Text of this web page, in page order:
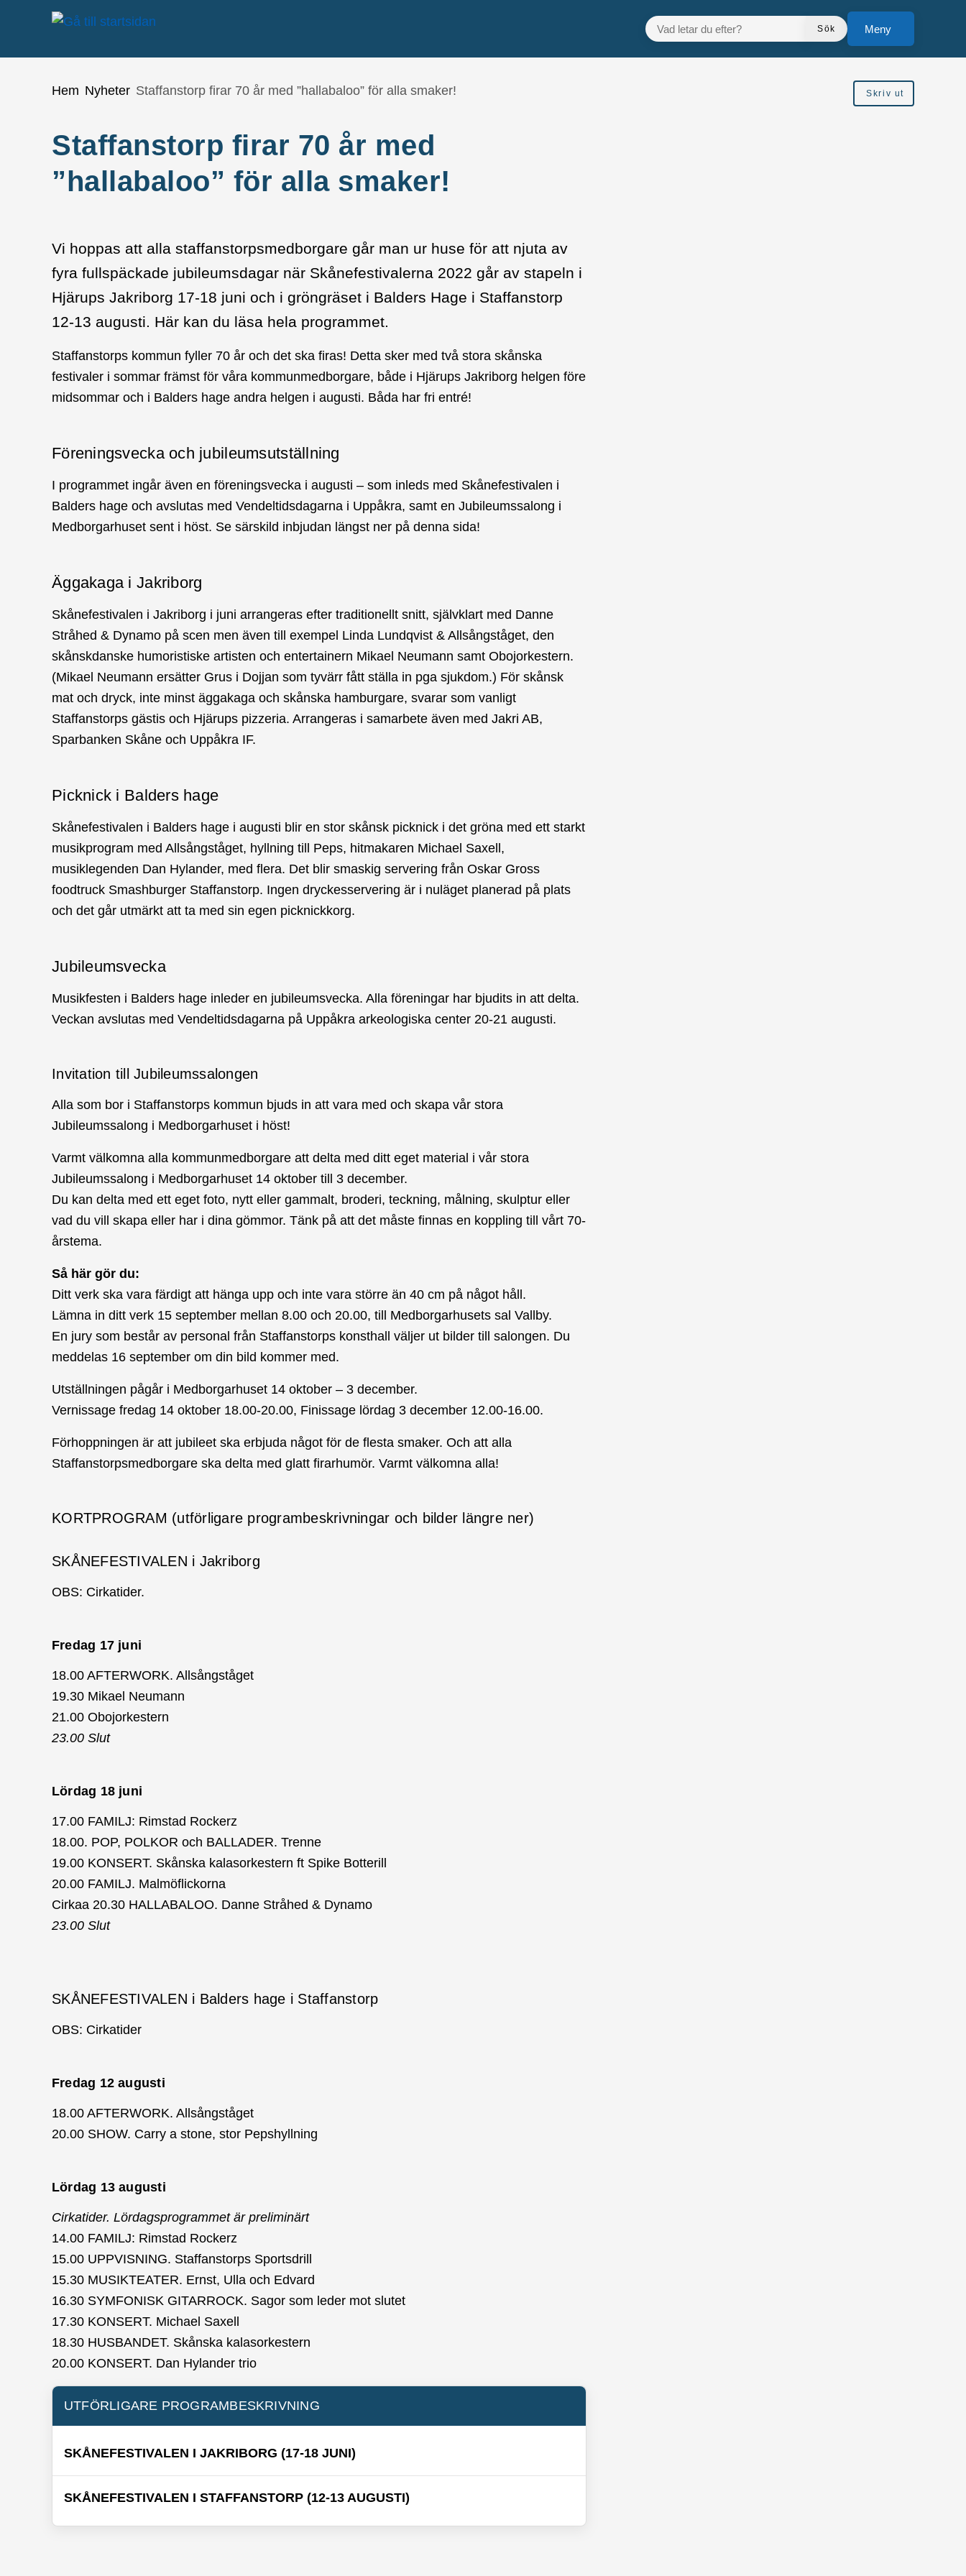
Gå till innehåll
VAD LETAR DU EFTER?
Sök
Meny
Du är här:
Hem Nyheter Staffanstorp firar 70 år med ”hallabaloo” för alla smaker! Skriv ut
Staffanstorp firar 70 år med
”hallabaloo” för alla smaker!
Vi hoppas att alla staffanstorpsmedborgare går man ur huse för att njuta av
fyra fullspäckade jubileumsdagar när Skånefestivalerna 2022 går av stapeln i
Hjärups Jakriborg 17-18 juni och i gröngräset i Balders Hage i Staffanstorp
12-13 augusti. Här kan du läsa hela programmet.
Staffanstorps kommun fyller 70 år och det ska firas! Detta sker med två stora skånska
festivaler i sommar främst för våra kommunmedborgare, både i Hjärups Jakriborg helgen före
midsommar och i Balders hage andra helgen i augusti. Båda har fri entré!
Föreningsvecka och jubileumsutställning
I programmet ingår även en föreningsvecka i augusti – som inleds med Skånefestivalen i
Balders hage och avslutas med Vendeltidsdagarna i Uppåkra, samt en Jubileumssalong i
Medborgarhuset sent i höst. Se särskild inbjudan längst ner på denna sida!
Äggakaga i Jakriborg
Skånefestivalen i Jakriborg i juni arrangeras efter traditionellt snitt, självklart med Danne
Stråhed & Dynamo på scen men även till exempel Linda Lundqvist & Allsångståget, den
skånskdanske humoristiske artisten och entertainern Mikael Neumann samt Obojorkestern.
(Mikael Neumann ersätter Grus i Dojjan som tyvärr fått ställa in pga sjukdom.) För skånsk
mat och dryck, inte minst äggakaga och skånska hamburgare, svarar som vanligt
Staffanstorps gästis och Hjärups pizzeria. Arrangeras i samarbete även med Jakri AB,
Sparbanken Skåne och Uppåkra IF.
Picknick i Balders hage
Skånefestivalen i Balders hage i augusti blir en stor skånsk picknick i det gröna med ett starkt
musikprogram med Allsångståget, hyllning till Peps, hitmakaren Michael Saxell,
musiklegenden Dan Hylander, med flera. Det blir smaskig servering från Oskar Gross
foodtruck Smashburger Staffanstorp. Ingen dryckesservering är i nuläget planerad på plats
och det går utmärkt att ta med sin egen picknickkorg.
Jubileumsvecka
Musikfesten i Balders hage inleder en jubileumsvecka. Alla föreningar har bjudits in att delta.
Veckan avslutas med Vendeltidsdagarna på Uppåkra arkeologiska center 20-21 augusti.
Invitation till Jubileumssalongen
Alla som bor i Staffanstorps kommun bjuds in att vara med och skapa vår stora
Jubileumssalong i Medborgarhuset i höst!
Varmt välkomna alla kommunmedborgare att delta med ditt eget material i vår stora
Jubileumssalong i Medborgarhuset 14 oktober till 3 december.
Du kan delta med ett eget foto, nytt eller gammalt, broderi, teckning, målning, skulptur eller
vad du vill skapa eller har i dina gömmor. Tänk på att det måste finnas en koppling till vårt 70-
årstema.
Så här gör du:
Ditt verk ska vara färdigt att hänga upp och inte vara större än 40 cm på något håll.
Lämna in ditt verk 15 september mellan 8.00 och 20.00, till Medborgarhusets sal Vallby.
En jury som består av personal från Staffanstorps konsthall väljer ut bilder till salongen. Du
meddelas 16 september om din bild kommer med.
Utställningen pågår i Medborgarhuset 14 oktober – 3 december.
Vernissage fredag 14 oktober 18.00-20.00, Finissage lördag 3 december 12.00-16.00.
Förhoppningen är att jubileet ska erbjuda något för de flesta smaker. Och att alla
Staffanstorpsmedborgare ska delta med glatt firarhumör. Varmt välkomna alla!
KORTPROGRAM (utförligare programbeskrivningar och bilder längre ner)
SKÅNEFESTIVALEN i Jakriborg
OBS: Cirkatider.
Fredag 17 juni
18.00 AFTERWORK. Allsångståget
19.30 Mikael Neumann
21.00 Obojorkestern
23.00 Slut
Lördag 18 juni
17.00 FAMILJ: Rimstad Rockerz
18.00. POP, POLKOR och BALLADER. Trenne
19.00 KONSERT. Skånska kalasorkestern ft Spike Botterill
20.00 FAMILJ. Malmöflickorna
Cirkaa 20.30 HALLABALOO. Danne Stråhed & Dynamo
23.00 Slut
SKÅNEFESTIVALEN i Balders hage i Staffanstorp
OBS: Cirkatider
Fredag 12 augusti
18.00 AFTERWORK. Allsångståget
20.00 SHOW. Carry a stone, stor Pepshyllning
Lördag 13 augusti
Cirkatider. Lördagsprogrammet är preliminärt
14.00 FAMILJ: Rimstad Rockerz
15.00 UPPVISNING. Staffanstorps Sportsdrill
15.30 MUSIKTEATER. Ernst, Ulla och Edvard
16.30 SYMFONISK GITARROCK. Sagor som leder mot slutet
17.30 KONSERT. Michael Saxell
18.30 HUSBANDET. Skånska kalasorkestern
20.00 KONSERT. Dan Hylander trio
UTFÖRLIGARE PROGRAMBESKRIVNING
SKÅNEFESTIVALEN I JAKRIBORG (17-18 JUNI)
SKÅNEFESTIVALEN I STAFFANSTORP (12-13 AUGUSTI)